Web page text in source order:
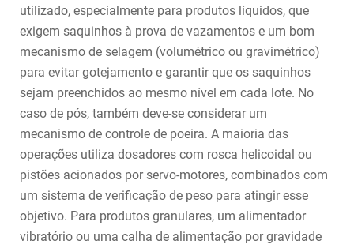
utilizado, especialmente para produtos líquidos, que
exigem saquinhos à prova de vazamentos e um bom
mecanismo de selagem (volumétrico ou gravimétrico)
para evitar gotejamento e garantir que os saquinhos
sejam preenchidos ao mesmo nível em cada lote. No
caso de pós, também deve-se considerar um
mecanismo de controle de poeira. A maioria das
operações utiliza dosadores com rosca helicoidal ou
pistões acionados por servo-motores, combinados com
um sistema de verificação de peso para atingir esse
objetivo. Para produtos granulares, um alimentador
vibratório ou uma calha de alimentação por gravidade